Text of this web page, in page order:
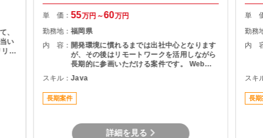
、
い
ー
単 価：55万円～60万円
勤務地：福岡県
内 容： 開発環境に慣れるまでは出社中心となります
が、その後はリモートワークを活用しながら
長期的に参画いただける案件です。 Web開
発経験を活かしながら、安定したプロジェク
トでスキルアップを目指せます。
スキル：Java
長期案件
詳細を見る
単
勤務
内
スキ
長期